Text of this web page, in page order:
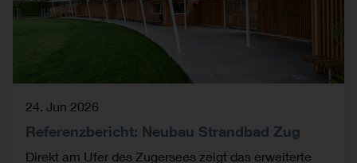
24. Jun 2026
Referenzbericht: Neubau Strandbad Zug
Direkt am Ufer des Zugersees zeigt das erweiterte